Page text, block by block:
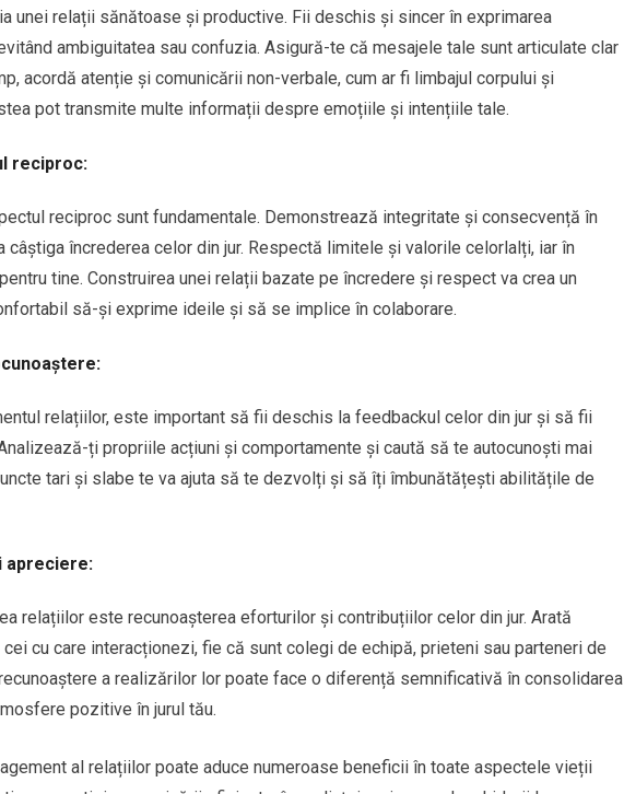
unei relații sănătoase și productive. Fii deschis și sincer în exprimarea
ambiguitatea sau confuzia. Asigură-te că mesajele tale sunt articulate clar
acordă atenție și comunicării non-verbale, cum ar fi limbajul corpului și
pot transmite multe informații despre emoțiile și intențiile tale.
reciproc:
reciproc sunt fundamentale. Demonstrează integritate și consecvență în
câștiga încrederea celor din jur. Respectă limitele și valorile celorlalți, iar în
tine. Construirea unei relații bazate pe încredere și respect va crea un
să-și exprime ideile și să se implice în colaborare.
relațiilor, este important să fii deschis la feedbackul celor din jur și să fii
ți propriile acțiuni și comportamente și caută să te autocunoști mai
tari și slabe te va ajuta să te dezvolți și să îți îmbunătățești abilitățile de
apreciere:
relațiilor este recunoașterea eforturilor și contribuțiilor celor din jur. Arată
cu care interacționezi, fie că sunt colegi de echipă, prieteni sau parteneri de
a realizărilor lor poate face o diferență semnificativă în consolidarea
pozitive în jurul tău.
al relațiilor poate aduce numeroase beneficii în toate aspectele vieții